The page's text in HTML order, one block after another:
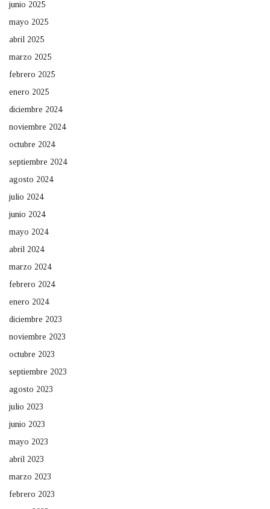
junio 2025
mayo 2025
abril 2025
marzo 2025
febrero 2025
enero 2025
diciembre 2024
noviembre 2024
octubre 2024
septiembre 2024
agosto 2024
julio 2024
junio 2024
mayo 2024
abril 2024
marzo 2024
febrero 2024
enero 2024
diciembre 2023
noviembre 2023
octubre 2023
septiembre 2023
agosto 2023
julio 2023
junio 2023
mayo 2023
abril 2023
marzo 2023
febrero 2023